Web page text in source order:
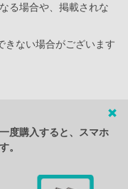
る場合や、掲載されな
ない場合がございます
度購入すると、スマホ
。